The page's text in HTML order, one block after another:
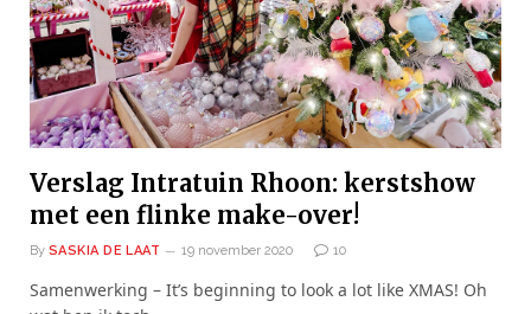
Verslag Intratuin Rhoon: kerstshow
met een flinke make-over!
By SASKIA DE LAAT 19 november 2020 10
Samenwerking – It’s beginning to look a lot like XMAS! Oh